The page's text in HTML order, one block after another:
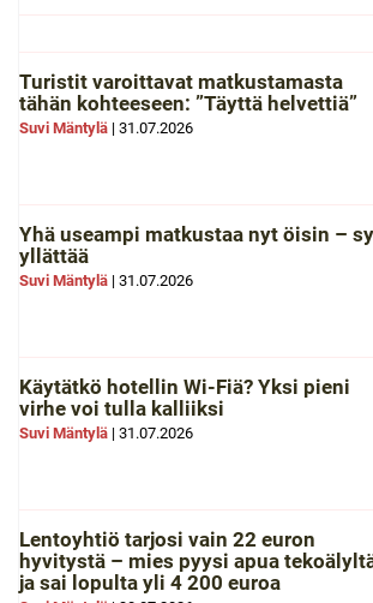
Turistit varoittavat matkustamasta
tähän kohteeseen: ”Täyttä helvettiä”
Suvi Mäntylä | 31.07.2026
Yhä useampi matkustaa nyt öisin –
yllättää
Suvi Mäntylä | 31.07.2026
Käytätkö hotellin Wi-Fiä? Yksi pieni
virhe voi tulla kalliiksi
Suvi Mäntylä | 31.07.2026
Lentoyhtiö tarjosi vain 22 euron
hyvitystä – mies pyysi apua
ja sai lopulta yli 4 200 euroa